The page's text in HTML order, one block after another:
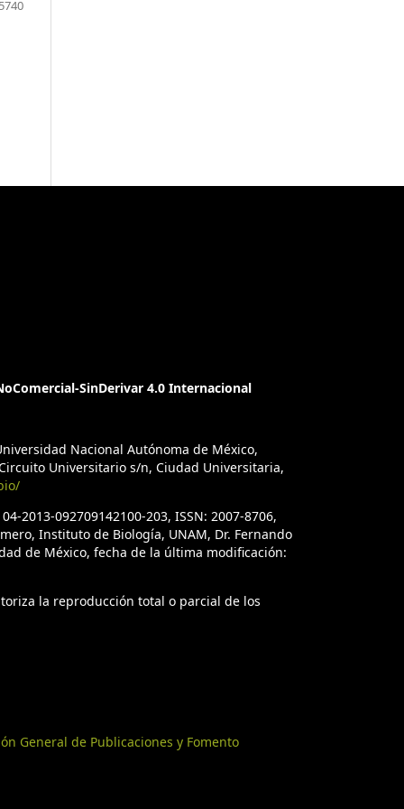
SinDerivar 4.0 Internacional
Nacional Autónoma de México,
Universitario s/n, Ciudad Universitaria,
2013-092709142100-203, ISSN: 2007-8706,
Instituto de Biología, UNAM, Dr. Fernando
de México, fecha de la última modificación:
la reproducción total o parcial de los
General de Publicaciones y Fomento